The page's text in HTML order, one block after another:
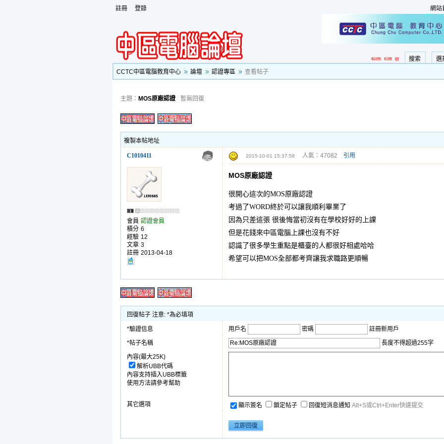
註冊 登錄 網站
選
搜索
CCTC中區電腦教育中心
論壇 認證專區 查看帖子
主題： MOS原廠認證 暫無回復
複製本帖地址
C1010411 2015-10-01 15:37:58 人氣：47082 引用
會員 認證會員
積分 6
經驗 12
文章 3
註冊 2013-04-18
MOS原廠認證
很開心這次的MOS原廠認證
考過了WORD終於可以讓我順利畢業了
因為只差這張 很後悔當初沒有在學校好好的上課
但是花錢來中區電腦上課也沒有不好
認識了很多學生重點是櫃臺的人都很好相處哈哈
希望可以把MOS全部都考齊讓我求職路更順暢
回復帖子 注意: *為必填項
*驗證信息 用戶名 密碼
註冊新用戶
*帖子名稱
長度不得超過255字
內容(最大25K)
解析UBB代碼
內容支持插入UBB標籤
使用方法請參考幫助
其它選項 顯示簽名 鎖定帖子 回復短消息通知 Alt+S或Ctrl+Enter快速提交